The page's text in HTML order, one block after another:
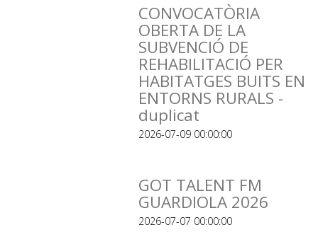
CONVOCATÒRIA
OBERTA DE LA
SUBVENCIÓ DE
REHABILITACIÓ PER
HABITATGES BUITS EN
ENTORNS RURALS -
duplicat
2026-07-09 00:00:00
GOT TALENT FM
GUARDIOLA 2026
2026-07-07 00:00:00